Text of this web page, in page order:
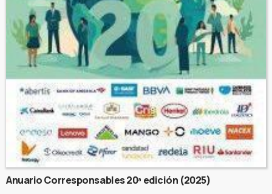
Anuario Corresponsables 20ª edición (2025)